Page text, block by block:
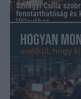
Szilágyi Csilla
fenntarthatóság és
Völgyében